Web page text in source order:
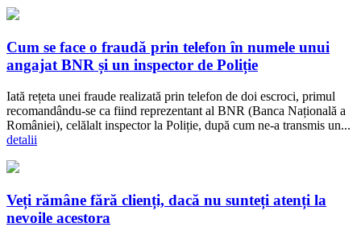
Cum se face o fraudă prin telefon în numele unui
angajat BNR și un inspector de Poliție
Iată rețeta unei fraude realizată prin telefon de doi escroci, primul
recomandându-se ca fiind reprezentant al BNR (Banca Națională a
României), celălalt inspector la Poliție, după cum ne-a transmis un...
detalii
Veți rămâne fără clienți, dacă nu sunteți atenți la
nevoile acestora